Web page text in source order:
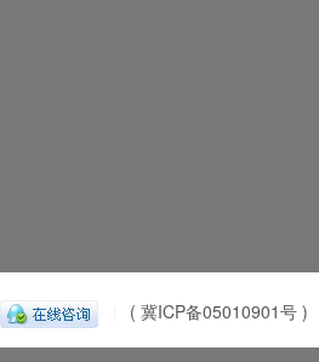
( 冀ICP备05010901号 )